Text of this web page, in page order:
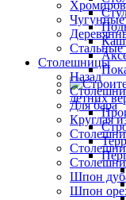
летних
Чугунные
Стальные
Столешницы
Назад
Для бара
Круглая
Шпон
Шпон